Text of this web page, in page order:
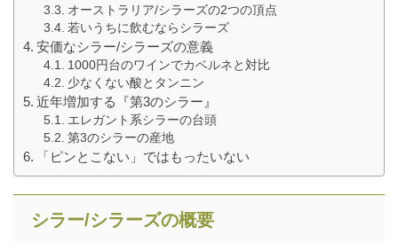
オーストラリア/シラーズの2つの頂点
若いうちに飲むならシラーズ
安価なシラー/シラーズの意義
1000円台のワインでカベルネと対比
少なくない酸とタンニン
近年増加する『第3のシラー』
エレガント系シラーの台頭
第3のシラーの産地
「ピンとこない」ではもったいない
シラー/シラーズの概要